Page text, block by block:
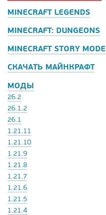
MINECRAFT LEGENDS
MINECRAFT: DUNGEONS
MINECRAFT STORY MODE
СКАЧАТЬ МАЙНКРАФТ
МОДЫ
26.2
26.1.2
26.1
1.21.11
1.21.10
1.21.9
1.21.8
1.21.7
1.21.6
1.21.5
1.21.4